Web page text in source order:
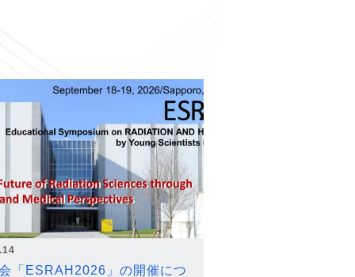
「ESRAH2026」の開催につ